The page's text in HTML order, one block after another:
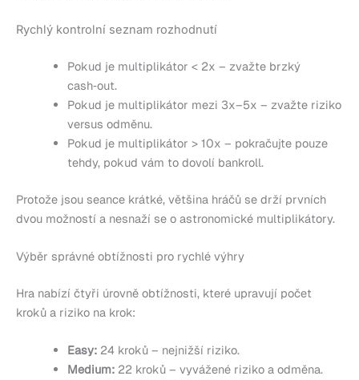
Rychlý kontrolní seznam rozhodnutí
Pokud je multiplikátor < 2x – zvažte brzký
cash‑out.
Pokud je multiplikátor mezi 3x–5x – zvažte riziko
versus odměnu.
Pokud je multiplikátor > 10x – pokračujte pouze
tehdy, pokud vám to dovolí bankroll.
Protože jsou seance krátké, většina hráčů se drží prvních
dvou možností a nesnaží se o astronomické multiplikátory.
Výběr správné obtížnosti pro rychlé výhry
Hra nabízí čtyři úrovně obtížnosti, které upravují počet
kroků a riziko na krok:
Easy:24 kroků – nejnižší riziko.
Medium:22 kroků – vyvážené riziko a odměna.